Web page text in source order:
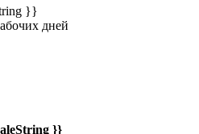
}}
дней
}}